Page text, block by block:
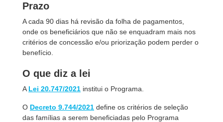
Prazo
A cada 90 dias há revisão da folha de pagamentos,
onde os beneficiários que não se enquadram mais nos
critérios de concessão e/ou priorização podem perder o
benefício.
O que diz a lei
A Lei 20.747/2021 institui o Programa.
O Decreto 9.744/2021 define os critérios de seleção
das famílias a serem beneficiadas pelo Programa